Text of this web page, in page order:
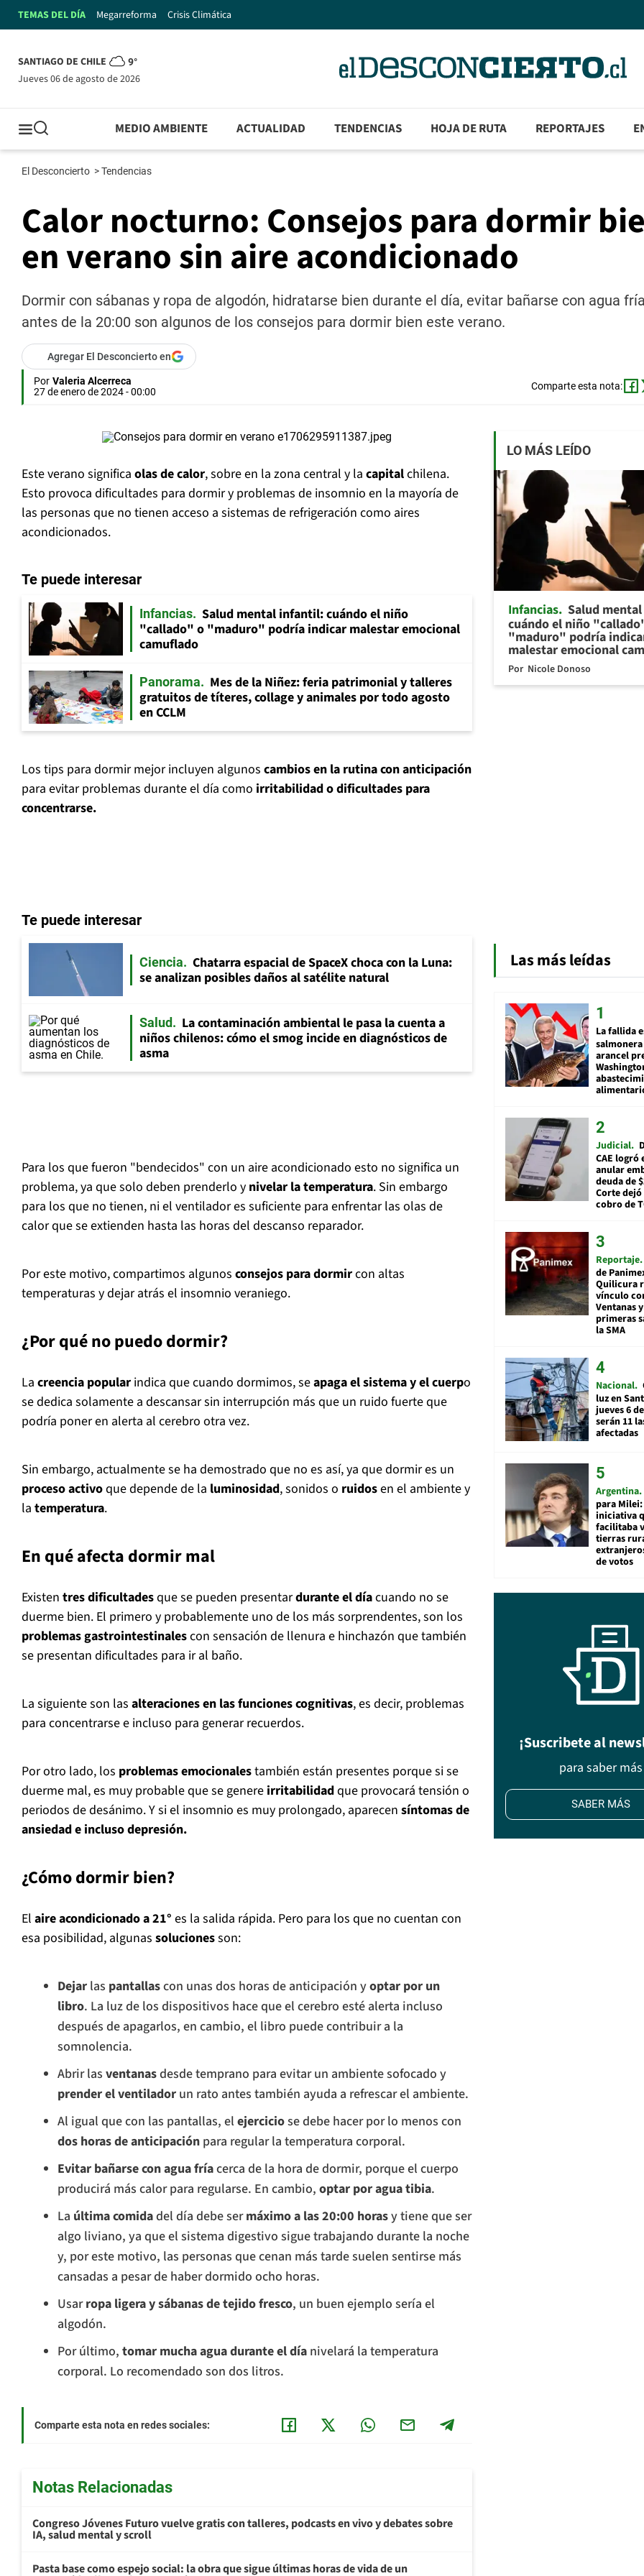
TEMAS DEL DÍA Megarreforma Crisis Climática
SANTIAGO DE CHILE 9°
jueves 06 de agosto de 2026
MEDIO AMBIENTE ACTUALIDAD TENDENCIAS HOJA DE RUTA REPORTAJES
El Desconcierto >Tendencias
Calor nocturno: Consejos para dormir
en verano sin aire acondicionado
Dormir con sábanas y ropa de algodón, hidratarse bien durante el día, evitar bañarse con agua
antes de la 20:00 son algunos de los consejos para dormir bien este verano.
Agregar El Desconcierto en
Por Valeria Alcerreca
27 de enero de 2024 - 00:00
Comparte esta nota:
Este verano significa olas de calor, sobre en la zona central y la capitalchilena.
Esto provoca dificultades para dormir y problemas de insomnio en la mayoría de
las personas que no tienen acceso a sistemas de refrigeración como aires
acondicionados.
Te puede interesar
Infancias
Salud mental infantil: cuándo el niño
"callado" o "maduro" podría indicar malestar emocional
camuflado
Panorama
Mes de la Niñez: feria patrimonial y talleres
gratuitos de títeres, collage y animales por todo agosto
en CCLM
Los tips para dormir mejor incluyen algunos cambios en la rutina con anticipación
para evitar problemas durante el día como irritabilidad o dificultades para
concentrarse.
Te puede interesar
Ciencia
Chatarra espacial de SpaceX choca con la Luna:
se analizan posibles daños al satélite natural
Salud
La contaminación ambiental le pasa la cuenta a
niños chilenos: cómo el smog incide en diagnósticos de
asma
Para los que fueron "bendecidos" con un aire acondicionado esto no significa un
problema, ya que solo deben prenderlo y nivelar la temperatura. Sin embargo
para los que no tienen, ni el ventilador es suficiente para enfrentar las olas de
calor que se extienden hasta las horas del descanso reparador.
Por este motivo, compartimos algunos consejos para dormircon altas
temperaturas y dejar atrás el insomnio veraniego.
¿Por qué no puedo dormir?
La creencia popular indica que cuando dormimos, seapaga el sistema y el cuerpo
se dedica solamente a descansar sin interrupción más que un ruido fuerte que
podría poner en alerta al cerebro otra vez.
Sin embargo, actualmente se ha demostrado que no es así, ya que dormir es un
proceso activoque depende de la luminosidad, sonidos o ruidosen el ambiente y
la temperatura.
En qué afecta dormir mal
Existen tres dificultadesque se pueden presentardurante el díacuando no se
duerme bien. El primero y probablemente uno de los más sorprendentes, son los
problemas gastrointestinalescon sensación de llenura e hinchazón que también
se presentan dificultades para ir al baño.
La siguiente son las alteraciones en las funciones cognitivas, es decir, problemas
para concentrarse e incluso para generar recuerdos.
Por otro lado, los problemas emocionalestambién están presentes porque si se
duerme mal, es muy probable que se genere irritabilidadque provocará tensión o
periodos de desánimo. Y si el insomnio es muy prolongado, aparecen síntomas de
ansiedad e incluso depresión.
¿Cómo dormir bien?
El aire acondicionado a 21° es la salida rápida. Pero para los que no cuentan con
esa posibilidad, algunas solucionesson:
Dejar las pantallascon unas dos horas de anticipación yoptar por un
libro. La luz de los dispositivos hace que el cerebro esté alerta incluso
después de apagarlos, en cambio, el libro puede contribuir a la
somnolencia.
Abrir las ventanasdesde temprano para evitar un ambiente sofocado y
prender el ventilador un rato antes también ayuda a refrescar el ambiente.
Al igual que con las pantallas, el ejerciciose debe hacer por lo menos con
dos horas de anticipación para regular la temperatura corporal.
Evitar bañarse con agua fríacerca de la hora de dormir, porque el cuerpo
producirá más calor para regularse. En cambio, optar por agua tibia.
La última comidadel día debe sermáximo a las 20:00 horasy tiene que ser
algo liviano, ya que el sistema digestivo sigue trabajando durante la noche
y, por este motivo, las personas que cenan más tarde suelen sentirse más
cansadas a pesar de haber dormido ocho horas.
Usarropa ligera y sábanas de tejido fresco, un buen ejemplo sería el
algodón.
Por último, tomar mucha agua durante el día nivelará la temperatura
corporal. Lo recomendado son dos litros.
Comparte esta nota en redes sociales:
Notas Relacionadas
Congreso Jóvenes Futuro vuelve gratis con talleres, podcasts en vivo y debates sobre
IA, salud mental y scroll
Pasta base como espejo social: la obra que sigue últimas horas de vida de un
LO MÁS LEÍDO
Infancias Salud
cuándo el niño
"maduro" podría
malestar emocional
Por Nicole Donoso
Las más leídas
La fallida
arancel
Judicial
CAE logró
anular
deuda de
Corte
cobro de
Reportaje
de
Quilicura
vínculo
Ventanas
primeras
la SMA
Nacional
luz en
jueves 6
serán 11
afectadas
Argentina
para
iniciativa
facilitaba
tierras
de votos
¡Suscribete al
para saber más
SABER MÁS